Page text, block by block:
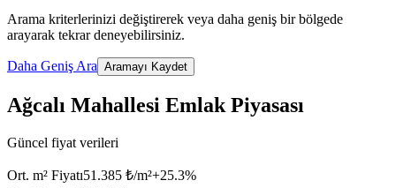
Arama kriterlerinizi değiştirerek veya daha geniş bir bölgede
arayarak tekrar deneyebilirsiniz.
Daha Geniş Ara Aramayı Kaydet
Ağcalı Mahallesi Emlak Piyasası
Güncel fiyat verileri
Ort. m² Fiyatı51.385 ₺/m²+25.3%